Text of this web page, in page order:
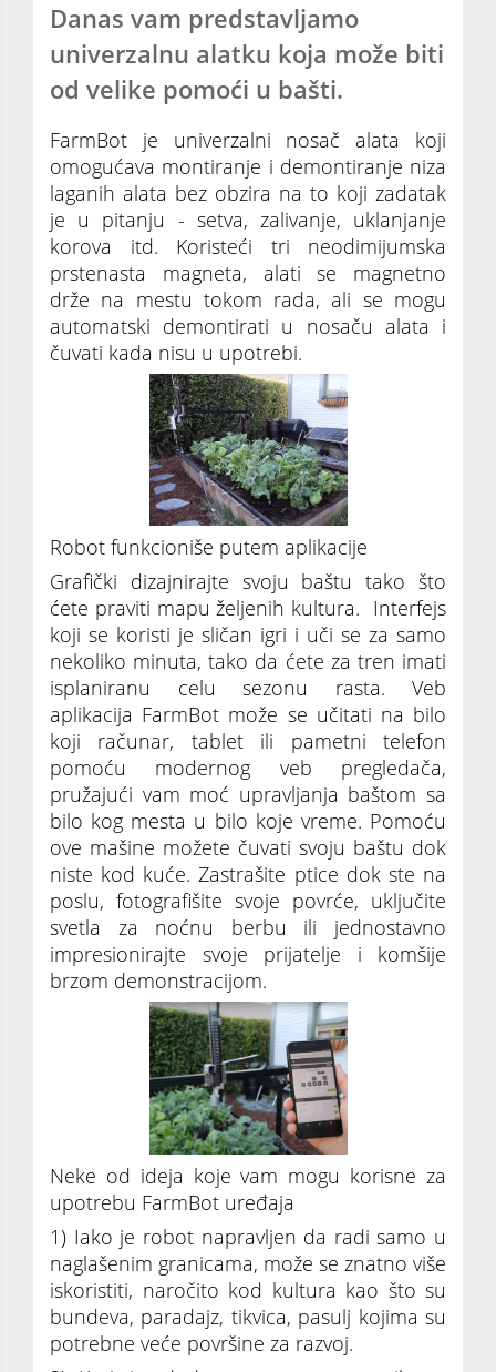
Danas vam predstavljamo
univerzalnu alatku koja može biti
od velike pomoći u bašti.
FarmBot je univerzalni nosač alata koji
omogućava montiranje i demontiranje niza
laganih alata bez obzira na to koji zadatak
je u pitanju - setva, zalivanje, uklanjanje
korova itd. Koristeći tri neodimijumska
prstenasta magneta, alati se magnetno
drže na mestu tokom rada, ali se mogu
automatski demontirati u nosaču alata i
čuvati kada nisu u upotrebi.
Robot funkcioniše putem aplikacije
Grafički dizajnirajte svoju baštu tako što
ćete praviti mapu željenih kultura. Interfejs
koji se koristi je sličan igri i uči se za samo
nekoliko minuta, tako da ćete za tren imati
isplaniranu celu sezonu rasta. Veb
aplikacija FarmBot može se učitati na bilo
koji računar, tablet ili pametni telefon
pomoću modernog veb pregledača,
pružajući vam moć upravljanja baštom sa
bilo kog mesta u bilo koje vreme. Pomoću
ove mašine možete čuvati svoju baštu dok
niste kod kuće. Zastrašite ptice dok ste na
poslu, fotografišite svoje povrće, uključite
svetla za noćnu berbu ili jednostavno
impresionirajte svoje prijatelje i komšije
brzom demonstracijom.
Neke od ideja koje vam mogu korisne za
upotrebu FarmBot uređaja
1) Iako je robot napravljen da radi samo u
naglašenim granicama, može se znatno više
iskoristiti, naročito kod kultura kao što su
bundeva, paradajz, tikvica, pasulj kojima su
potrebne veće površine za razvoj.